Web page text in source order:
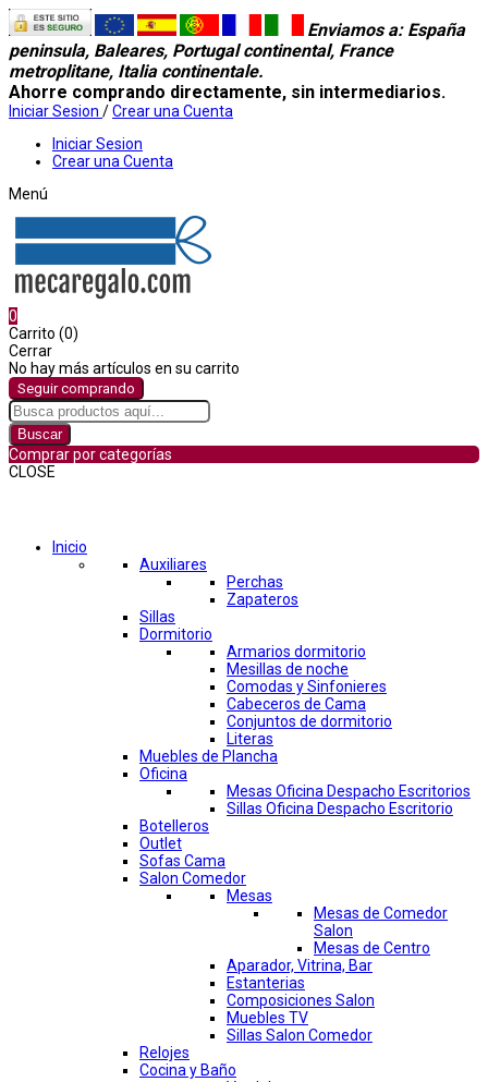
Enviamos a: España
peninsula, Baleares, Portugal continental, France
metroplitane, Italia continentale.
Ahorre comprando directamente, sin intermediarios.
Iniciar Sesion /Crear una Cuenta
Iniciar Sesion
Crear una Cuenta
Menú
0
Carrito (0)
Cerrar
No hay más artículos en su carrito
Seguir comprando
Buscar
Comprar por categorías
CLOSE
Inicio
Auxiliares
Perchas
Zapateros
Sillas
Dormitorio
Armarios dormitorio
Mesillas de noche
Comodas y Sinfonieres
Cabeceros de Cama
Conjuntos de dormitorio
Literas
Muebles de Plancha
Oficina
Mesas Oficina Despacho Escritorios
Sillas Oficina Despacho Escritorio
Botelleros
Outlet
Sofas Cama
Salon Comedor
Mesas
Mesas de Comedor
Salon
Mesas de Centro
Aparador, Vitrina, Bar
Estanterias
Composiciones Salon
Muebles TV
Sillas Salon Comedor
Relojes
Cocina y Baño